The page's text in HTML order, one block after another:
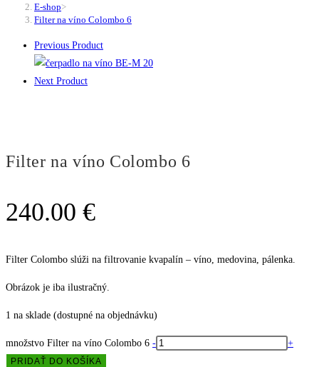
E-shop>
Filter na víno Colombo 6
Previous Product
Next Product
Filter na víno Colombo 6
240.00 €
Filter Colombo slúži na filtrovanie kvapalín – víno, medovina, pálenka.
Obrázok je iba ilustračný.
1 na sklade (dostupné na objednávku)
množstvo Filter na víno Colombo 6 - +
PRIDAŤ DO KOŠÍKA